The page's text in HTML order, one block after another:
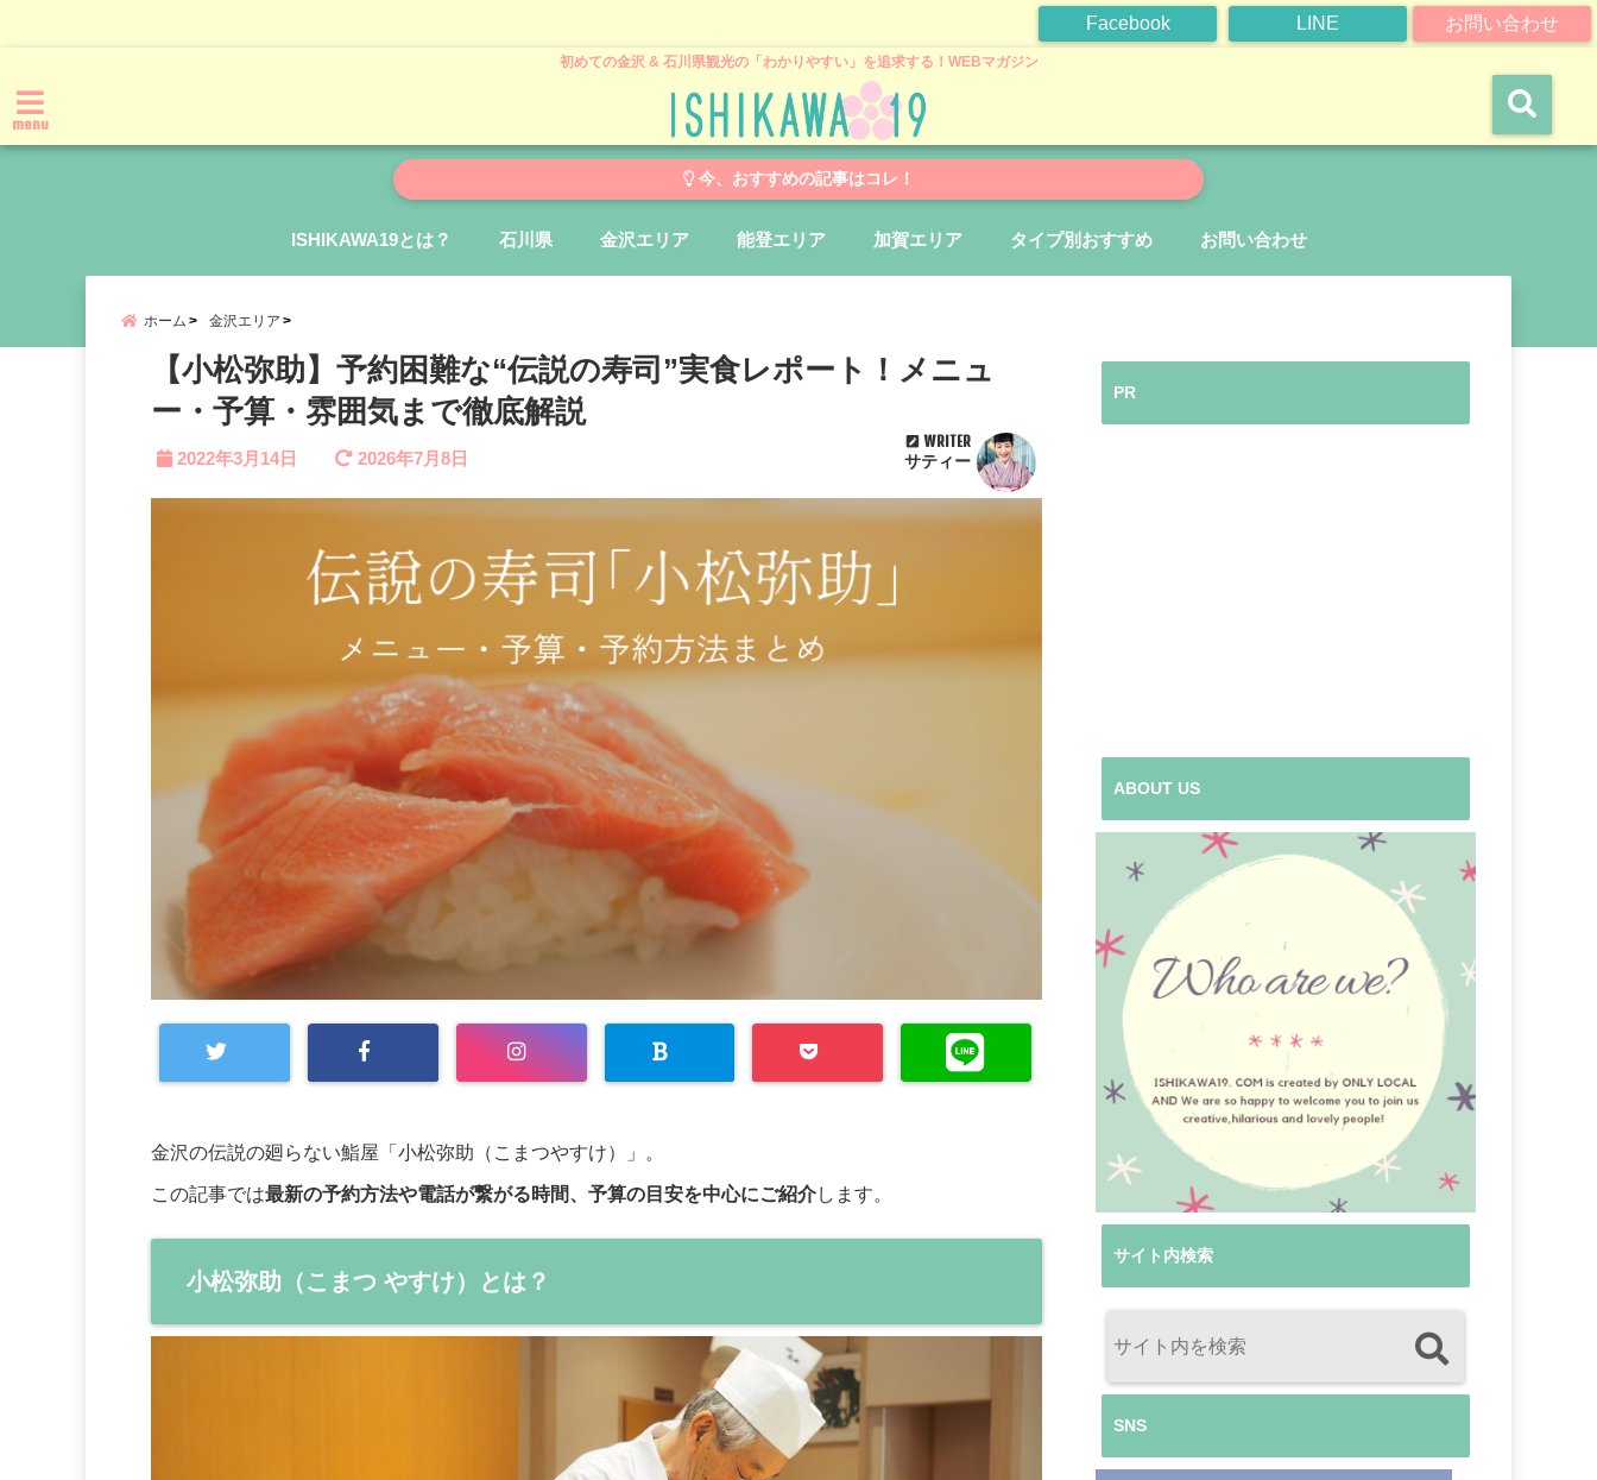
お問い合わせ
LINE
Facebook
初めての金沢 & 石川県観光の「わかりやすい」を追求する！WEBマガジン
menu
今、おすすめの記事はコレ！
ISHIKAWA19とは？ 石川県 金沢エリア 能登エリア 加賀エリア タイプ別おすすめ お問い合わせ
ホーム 金沢エリア
【小松弥助】予約困難な“伝説の寿司”実食レポート！メニュ
ー・予算・雰囲気まで徹底解説
2022年3月14日 2026年7月8日
WRITER
サティー
金沢の伝説の廻らない鮨屋 「小松弥助（こまつやすけ）」。
この記事では最新の予約方法や電話が繋がる時間、予算の目安を中心にご紹介します。
小松弥助（こまつ やすけ）とは？
PR
ABOUT US
サイト内検索
SNS